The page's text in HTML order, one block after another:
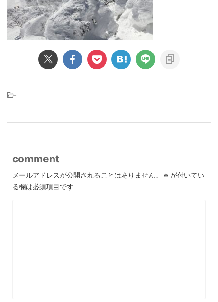
-
comment
メールアドレスが公開されることはありません。 ※ が付いてい
る欄は必須項目です